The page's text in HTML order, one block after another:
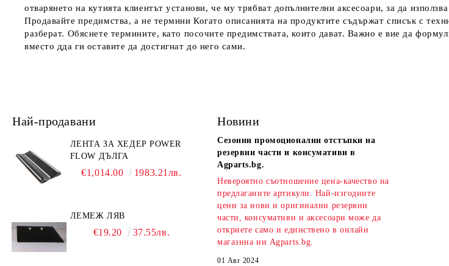
отварянето на кутията клиентът установи, че му трябват допълнителни аксесоари, за да
Продавайте предимства, а не термини Когато описанията на продуктите съдържат списък с
разберат. Обяснете термините, като посочите предимствата, които дават. Важно е вие да
вместо дда ги оставите да достигнат до него сами.
Най-продавани
ЛЕНТА ЗА ХЕДЕР POWER
FLOW ДЪЛГА
€1,014.00 1983.21лв.
ЛЕМЕЖ ЛЯВ
€19.20 37.55лв.
Новини
Сезонни промоционални отстъпки на
резервни части и консумативи в
Agparts.bg.
Невероятно съотношение цена-качество на
предлаганите артикули. Най-изгодните
цени за нови и оригинални резервни
части, консумативи и аксесоари може да
откриете само и единствено в онлайн
магазина ни Agparts.bg.
01 Авг 2024